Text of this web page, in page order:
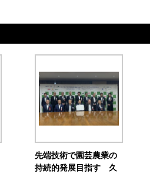
先端技術で園芸農業の
持続的発展目指す 久